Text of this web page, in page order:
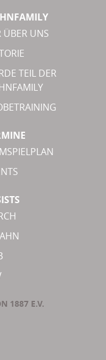
ÜBER UNS
TEIL DER
1887 E.V.